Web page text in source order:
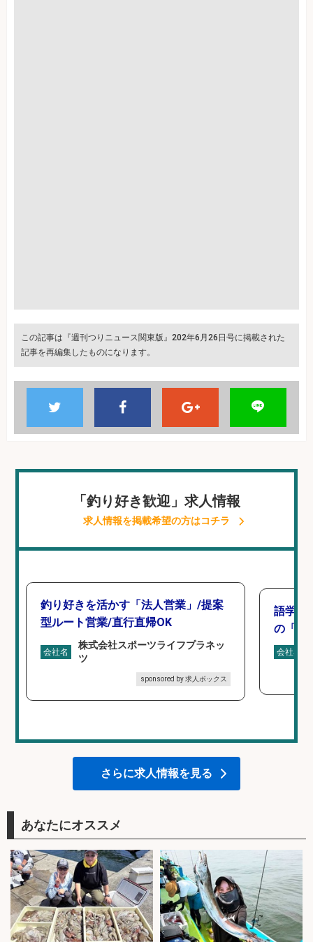
この記事は『週刊つりニュース関東版』202年6月26日号に掲載された
記事を再編集したものになります。
「釣り好き歓迎」求人情報
求人情報を掲載希望の方はコチラ
釣り好きを活かす「法人営業」/提案
型ルート営業/直行直帰OK
会社名
株式会社スポーツライフプラネッ
ツ
sponsored by 求人ボックス
語学力
の「海
会社名
さらに求人情報を見る
あなたにオススメ